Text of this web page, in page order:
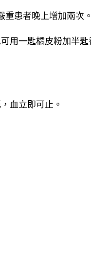
重患者晚上增加兩次。
血立即可止。